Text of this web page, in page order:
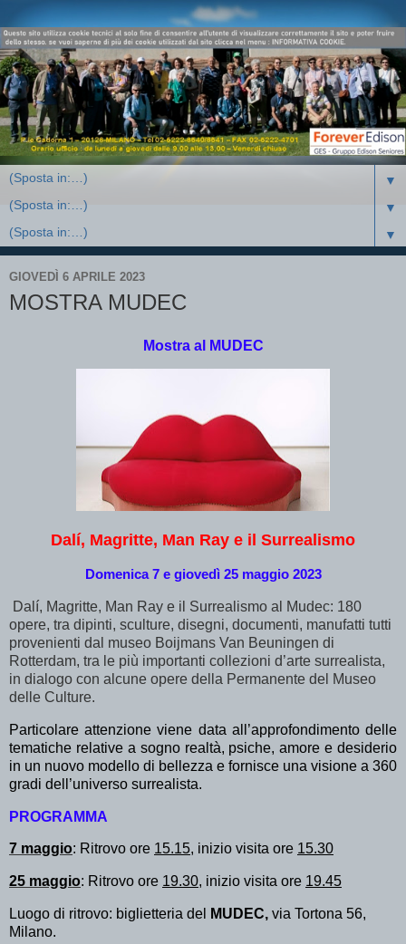
▼
▼
▼
GIOVEDÌ 6 APRILE 2023
MOSTRA MUDEC
Mostra al MUDEC
Dalí, Magritte, Man Ray e il Surrealismo
Domenica 7 e giovedì 25 maggio 2023
Dalí, Magritte, Man Ray e il Surrealismo al Mudec: 180
opere, tra dipinti, sculture, disegni, documenti, manufatti tutti
provenienti dal museo Boijmans Van Beuningen di
Rotterdam, tra le più importanti collezioni d’arte surrealista,
in dialogo con alcune opere della Permanente del Museo
delle Culture.
Particolare attenzione viene data all’approfondimento delle
tematiche relative a sogno realtà, psiche, amore e desiderio
in un nuovo modello di bellezza e fornisce una visione a 360
gradi dell’universo surrealista.
PROGRAMMA
7 maggio: Ritrovo ore 15.15, inizio visita ore 15.30
25 maggio: Ritrovo ore 19.30, inizio visita ore 19.45
Luogo di ritrovo: biglietteria del MUDEC, via Tortona 56,
Milano.